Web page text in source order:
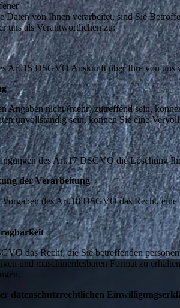
Daten von Ihnen verarbeitet, sind Sie
uns als Verantwortlichen zu:
Art.15 DSGVO Auskunft über Ihre von uns
Angaben nicht (mehr) zutreffend sein,
unvollständig sein, können Sie eine
des Art.17 DSGVO die Löschung
der Verarbeitung
des Art.18 DSGVO das Recht,
das Recht, die Sie betreffenden
und maschinenlesbaren Format zu
datenschutzrechtlichen